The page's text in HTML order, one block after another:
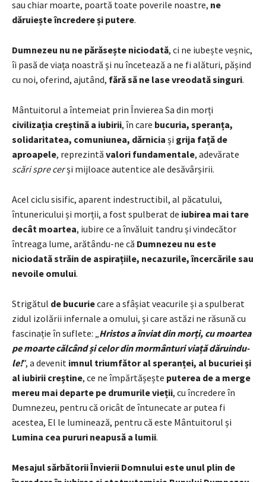
sau chiar moarte, poartă toate poverile noastre, ne
dăruiește încredere și putere.
Dumnezeu nu ne părăsește niciodată, ci ne iubește veșnic,
îi pasă de viața noastră și nu încetează a ne fi alături, pășind
cu noi, oferind, ajutând, fără să ne lase vreodată singuri.
Mântuitorul a întemeiat prin Învierea Sa din morți
civilizația creștină a iubirii, în care bucuria, speranța,
solidaritatea, comuniunea, dărnicia și grija față de
aproapele, reprezintă valori fundamentale, adevărate
scări spre cerși mijloace autentice ale desăvârșirii.
Acel ciclu sisific, aparent indestructibil, al păcatului,
întunericului și morții, a fost spulberat de iubirea mai tare
decât moartea, iubire ce a învăluit tandru și vindecător
întreaga lume, arătându-ne că Dumnezeu nu este
niciodată străin de aspirațiile, necazurile, încercările sau
nevoile omului.
Strigătul de bucuriecare a sfâșiat veacurile și a spulberat
zidul izolării infernale a omului, și care astăzi ne răsună cu
fascinație în suflete: „ Hristos a înviat din morți, cu moartea
pe moarte călcând și celor din mormânturi viață dăruindu-
le!”, a devenit imnul triumfător al speranței, al bucuriei și
al iubirii creștine, ce ne împărtășește puterea de a merge
mereu mai departe pe drumurile vieții, cu încredere în
Dumnezeu, pentru că oricât de întunecate ar putea fi
acestea, El le luminează, pentru că este Mântuitorul și
Lumina cea pururi neapusă a lumii.
Mesajul sărbătorii Învierii Domnului este unul plin de